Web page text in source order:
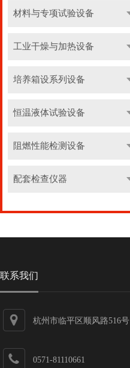
材料与专项试验设备
工业干燥与加热设备
培养箱设系列设备
恒温液体试验设备
阻燃性能检测设备
配套检查仪器
联系我们
杭州市临平区顺风路516号
0571-81110661